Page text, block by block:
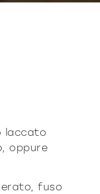
laccato
oppure
fuso